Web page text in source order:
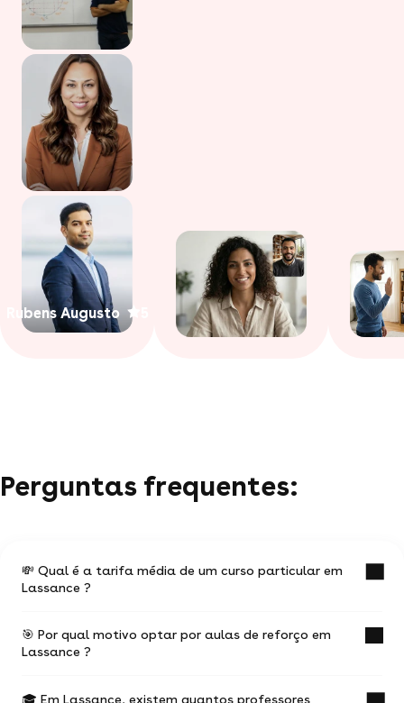
Rubens Augusto
Perguntas frequentes:
💸 Qual é a tarifa média de um curso particular em
Lassance ?
O valor médio de uma aula particular
em Lassance é de R$ .
🎯 Por qual motivo optar por aulas de reforço em
Lassance ?
🎓 Em Lassance, existem quantos professores